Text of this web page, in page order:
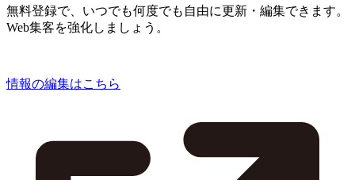
無料登録で、いつでも何度でも自由に更新・編集できます。
Web集客を強化しましょう。
情報の編集はこちら